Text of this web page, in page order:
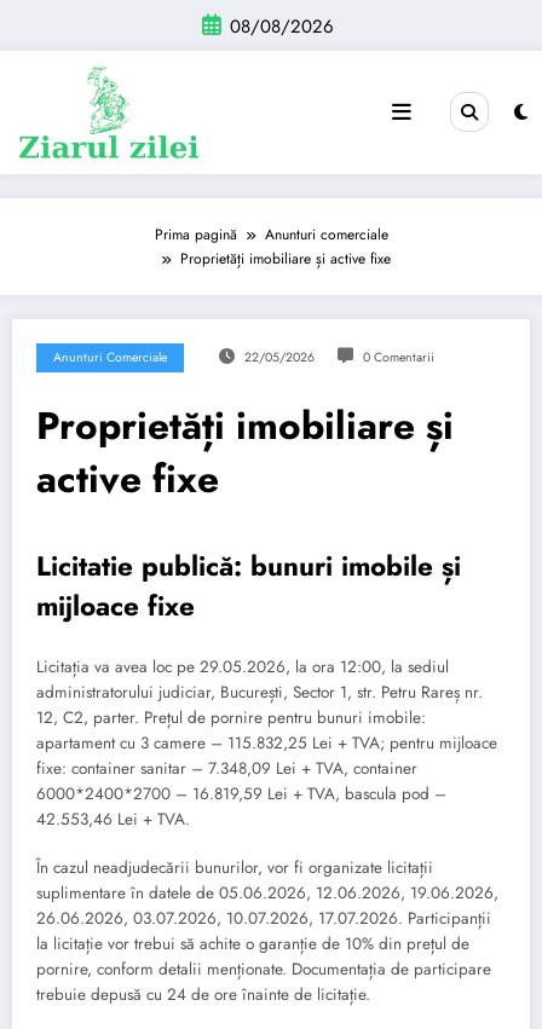
conținut
08/08/2026
Prima pagină
Anunturi comerciale
Proprietăți imobiliare și active fixe
Anunturi Comerciale 22/05/2026 0 Comentarii
Proprietăți imobiliare și
active fixe
Licitatie publică: bunuri imobile și
mijloace fixe
Licitația va avea loc pe 29.05.2026, la ora 12:00, la sediul
administratorului judiciar, București, Sector 1, str. Petru Rareș nr.
12, C2, parter. Prețul de pornire pentru bunuri imobile:
apartament cu 3 camere – 115.832,25 Lei + TVA; pentru mijloace
fixe: container sanitar – 7.348,09 Lei + TVA, container
6000*2400*2700 – 16.819,59 Lei + TVA, bascula pod –
42.553,46 Lei + TVA.
În cazul neadjudecării bunurilor, vor fi organizate licitații
suplimentare în datele de 05.06.2026, 12.06.2026, 19.06.2026,
26.06.2026, 03.07.2026, 10.07.2026, 17.07.2026. Participanții
la licitație vor trebui să achite o garanție de 10% din prețul de
pornire, conform detalii menționate. Documentația de participare
trebuie depusă cu 24 de ore înainte de licitație.